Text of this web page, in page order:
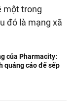
một trong
đó là mạng xã
của Pharmacity:
quảng cáo để sếp